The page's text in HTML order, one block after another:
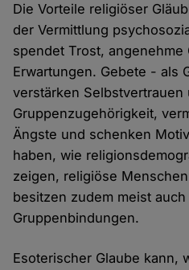
Die Vorteile religiöser
der Vermittlung
spendet Trost,
Erwartungen. Gebete - als
verstärken Selbstvertrauen
Gruppenzugehörigkeit,
Ängste und schenken
haben, wie
zeigen, religiöse
besitzen zudem meist
Gruppenbindungen.
Esoterischer Glaube kann,